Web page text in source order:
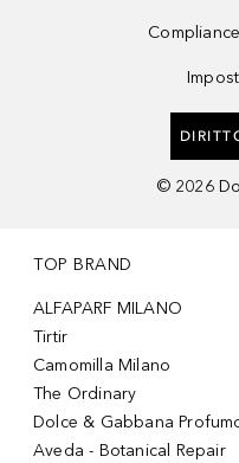
© 2026
TOP BRAND
ALFAPARF MILANO
Tirtir
Camomilla Milano
The Ordinary
Dolce & Gabbana
Aveda - Botanical Repair